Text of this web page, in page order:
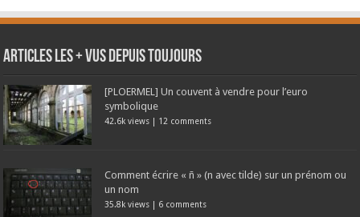
Articles les + vus depuis toujours
[PLOERMEL] Un couvent à vendre pour l’euro
symbolique
42.6k views | 12 comments
Comment écrire « ñ » (n avec tilde) sur un prénom ou
un nom
35.8k views | 6 comments